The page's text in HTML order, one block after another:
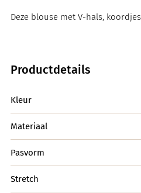
Deze blouse met V-hals,
Productdetails
Kleur
Materiaal
Pasvorm
Stretch